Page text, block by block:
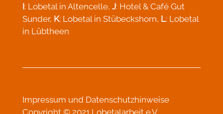
I: Lobetal in Altencelle, J: Hotel & Café Gut
Sunder, K: Lobetal in Stübeckshorn, L: Lobetal
in Lübtheen
Impressum und Datenschutzhinweise